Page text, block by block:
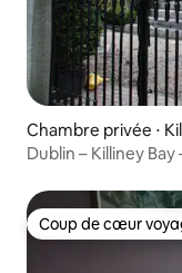
Chambre privée ⋅
Dublin – Killiney
Coup de cœur
Coup de cœur